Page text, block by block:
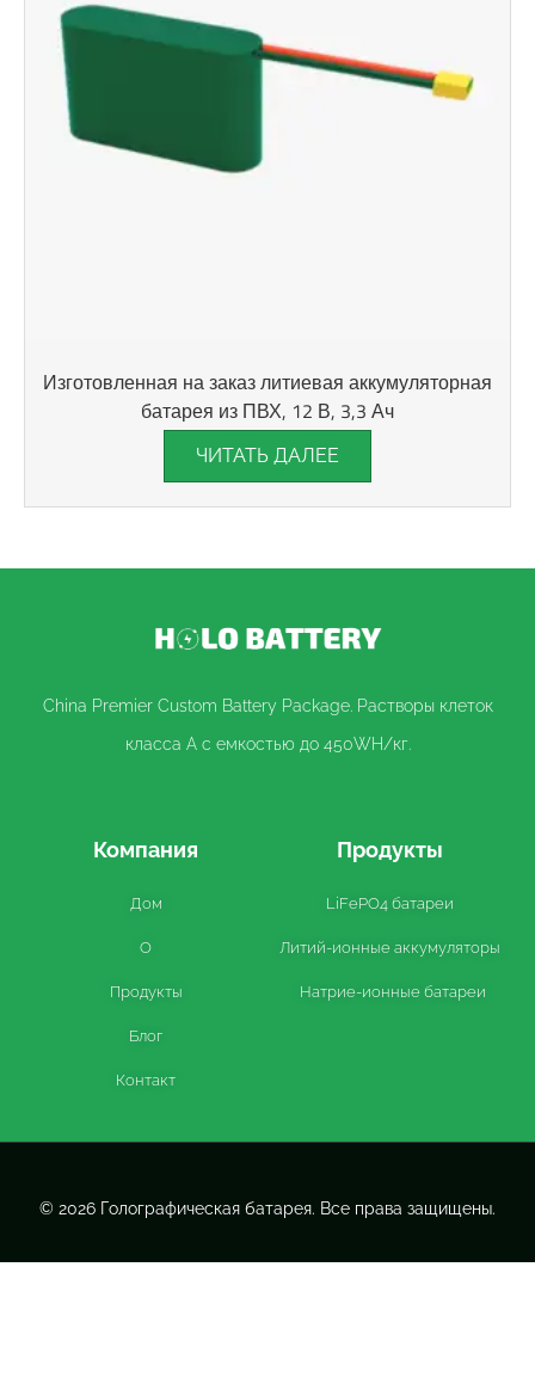
Изготовленная на заказ литиевая аккумуляторная
батарея из ПВХ, 12 В, 3,3 Ач
ЧИТАТЬ ДАЛЕЕ
China Premier Custom Battery Package. Растворы клеток
класса A с емкостью до 450WH/кг.
Компания
Дом
О
Продукты
Блог
Контакт
Продукты
LiFePO4 батареи
Литий-ионные аккумуляторы
Натрие-ионные батареи
© 2026 Голографическая батарея. Все права защищены.